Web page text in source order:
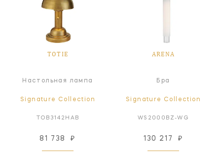
TOTIE
Настольная лампа
Signature Collection
TOB3142HAB
81 738 ₽
ARENA
Бра
Signature Collection
WS2000BZ-WG
130 217 ₽